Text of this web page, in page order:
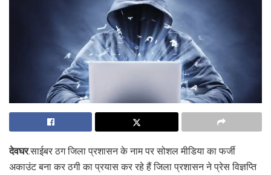
देवघर.साईबर ठग जिला प्रशासन के नाम पर सोशल मीडिया का फर्जी
अकाउंट बना कर ठगी का प्रयास कर रहे हैं जिला प्रशासन ने प्रेस विज्ञप्ति